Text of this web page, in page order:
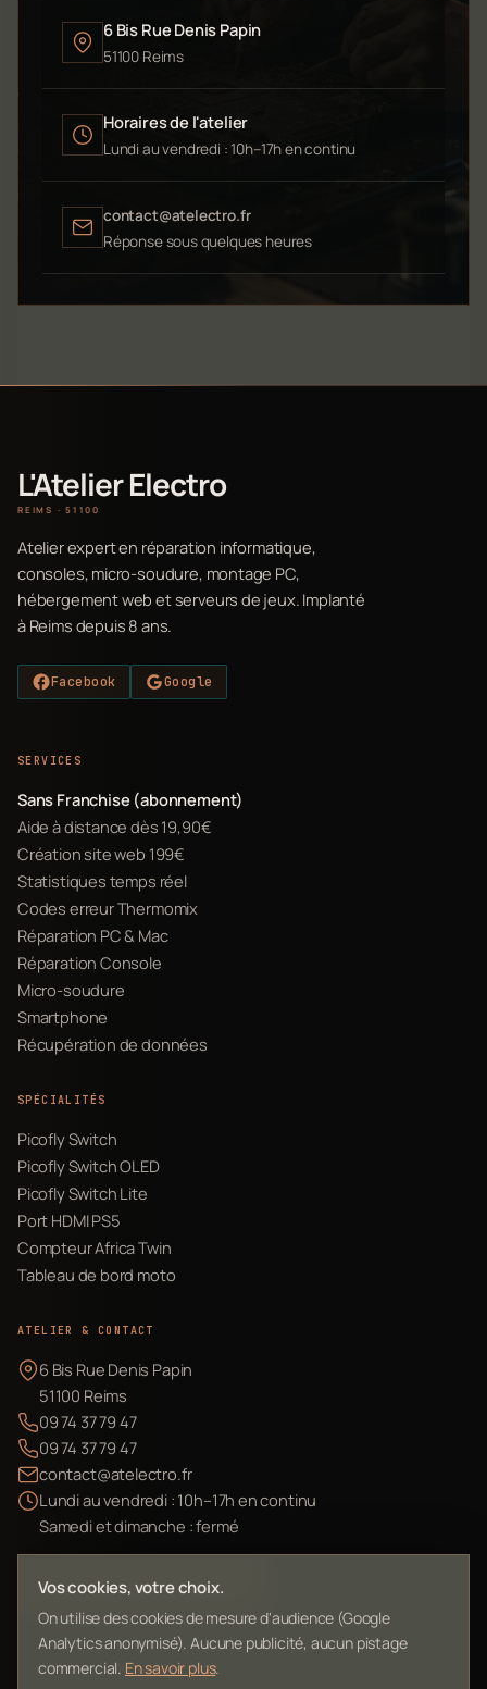
6 Bis Rue Denis Papin
51100 Reims
Horaires de l'atelier
Lundi au vendredi : 10h–17h en continu
contact@atelectro.fr
Réponse sous quelques heures
L'Atelier Electro
REIMS · 51100
Atelier expert en réparation informatique,
consoles, micro-soudure, montage PC,
hébergement web et serveurs de jeux. Implanté
à Reims depuis 8 ans.
Facebook Google
SERVICES
Sans Franchise (abonnement)
Aide à distance dès 19,90€
Création site web 199€
Statistiques temps réel
Codes erreur Thermomix
Réparation PC & Mac
Réparation Console
Micro-soudure
Smartphone
Récupération de données
SPÉCIALITÉS
Picofly Switch
Picofly Switch OLED
Picofly Switch Lite
Port HDMI PS5
Compteur Africa Twin
Tableau de bord moto
ATELIER & CONTACT
6 Bis Rue Denis Papin
51100 Reims
09 74 37 79 47
09 74 37 79 47
contact@atelectro.fr
Lundi au vendredi : 10h–17h en continu
Samedi et dimanche : fermé
Envoyer mon matériel
Vos cookies, votre choix.
On utilise des cookies de mesure d'audience (Google
Analytics anonymisé). Aucune publicité, aucun pistage
commercial. En savoir plus.